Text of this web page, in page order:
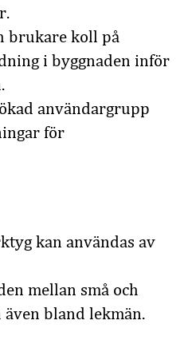
brukare koll på
i byggnaden inför
användargrupp
för
kan användas av
mellan små och
bland lekmän.